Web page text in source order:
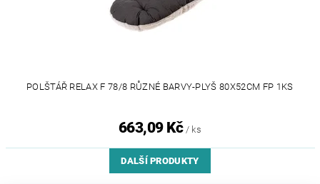
POLŠTÁŘ RELAX F 78/8 RŮZNÉ BARVY-PLYŠ 80X52CM FP 1KS
663,09 Kč / ks
DALŠÍ PRODUKTY